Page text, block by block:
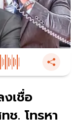
เชื่อ
ช. โทรหา